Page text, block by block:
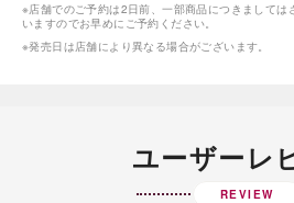
※店舗でのご予約は2日前、一部商品につきまして
いますのでお早めにご予約ください。
※発売日は店舗により異なる場合がございます。
ユーザーレ
REVIEW